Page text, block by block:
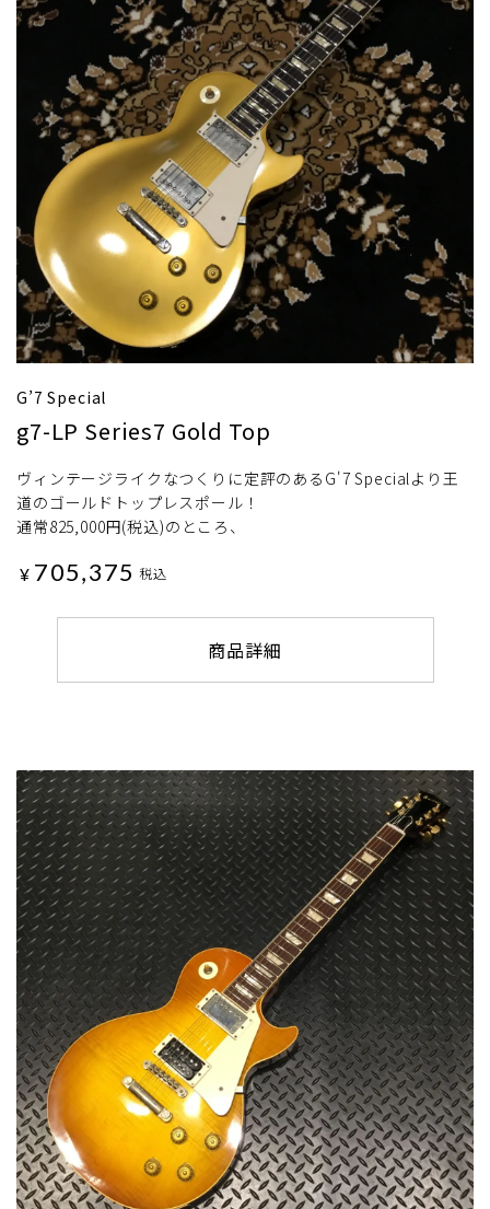
G’7 Special
g7-LP Series7 Gold Top
ヴィンテージライクなつくりに定評のあるG'7 Specialより王
道のゴールドトップレスポール！
通常825,000円(税込)のところ、
¥ 705,375 税込
商品詳細